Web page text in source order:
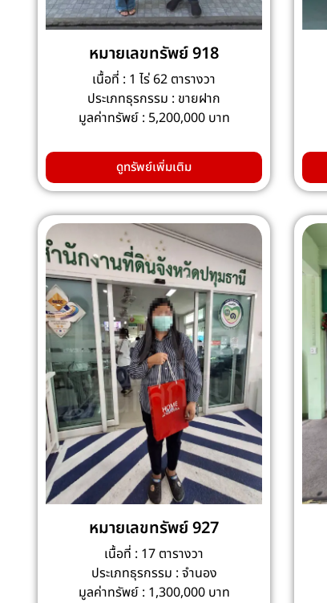
หมายเลขทรัพย์ 918
เนื้อที่ : 1 ไร่ 62 ตารางวา
ประเภทธุรกรรม : ขายฝาก
มูลค่าทรัพย์ : 5,200,000 บาท
ดูทรัพย์เพิ่มเติม
หมายเลขทรัพย์ 927
เนื้อที่ : 17 ตารางวา
ประเภทธุรกรรม : จำนอง
มูลค่าทรัพย์ : 1,300,000 บาท